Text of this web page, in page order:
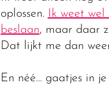
oplossen. Ik weet wel
beslaan, maar daar
Dat lijkt me dan
En néé… gaatjes in